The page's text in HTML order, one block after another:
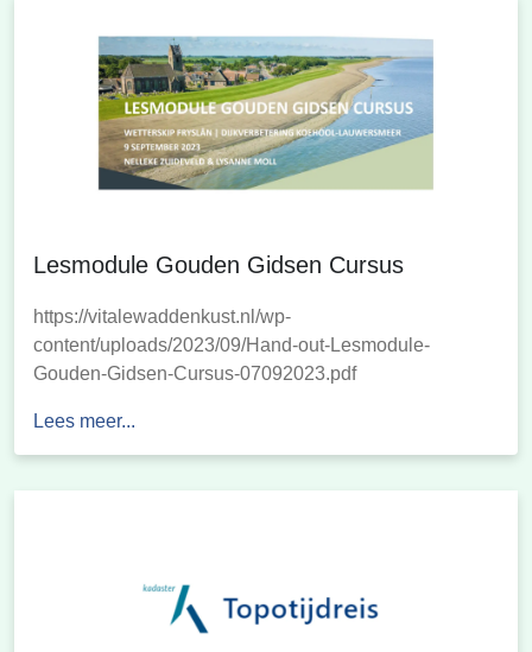
Lesmodule Gouden Gidsen Cursus
https://vitalewaddenkust.nl/wp-
content/uploads/2023/09/Hand-out-Lesmodule-
Gouden-Gidsen-Cursus-07092023.pdf
Lees meer...